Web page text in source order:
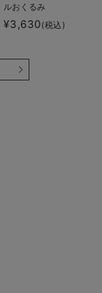
ルおくるみ
¥3,630(税込)